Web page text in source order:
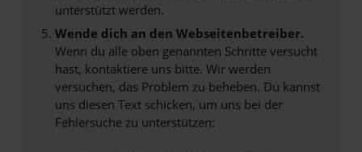
unterstützt werden.
Wende dich an den Webseitenbetreiber.
Wenn du alle oben genannten Schritte versucht
hast, kontaktiere uns bitte. Wir werden
versuchen, das Problem zu beheben. Du kannst
uns diesen Text schicken, um uns bei der
Fehlersuche zu unterstützen: